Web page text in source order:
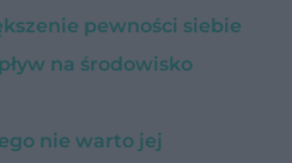
pewności siebie
na środowisko
nie warto jej